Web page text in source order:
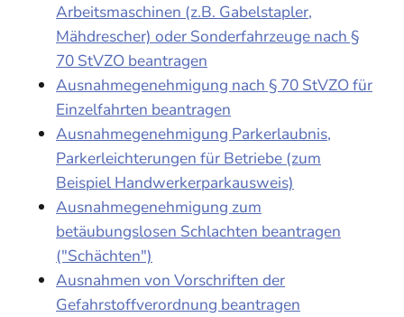
Arbeitsmaschinen (z.B. Gabelstapler,
Mähdrescher) oder Sonderfahrzeuge nach §
70 StVZO beantragen
Ausnahmegenehmigung nach § 70 StVZO für
Einzelfahrten beantragen
Ausnahmegenehmigung Parkerlaubnis,
Parkerleichterungen für Betriebe (zum
Beispiel Handwerkerparkausweis)
Ausnahmegenehmigung zum
betäubungslosen Schlachten beantragen
("Schächten")
Ausnahmen von Vorschriften der
Gefahrstoffverordnung beantragen